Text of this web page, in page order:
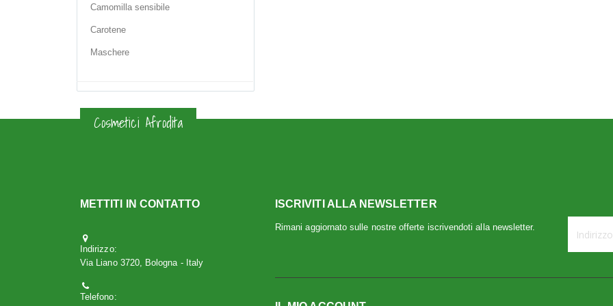
Camomilla sensibile
Carotene
Maschere
Cosmetici Afrodita
METTITI IN CONTATTO
Indirizzo:
Via Liano 3720, Bologna - Italy
Telefono:
ISCRIVITI ALLA NEWSLETTER
Rimani aggiornato sulle nostre offerte iscrivendoti alla newsletter.